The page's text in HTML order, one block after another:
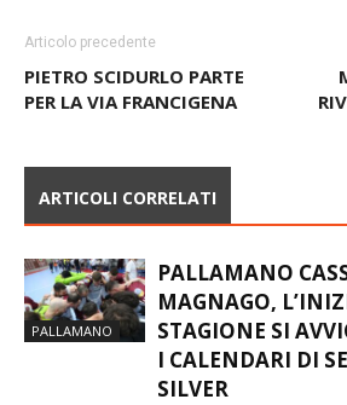
Articolo precedente
PIETRO SCIDURLO PARTE
PER LA VIA FRANCIGENA
ARTICOLI CORRELATI
PALLAMANO
PALLAMANO
MAGNAGO,
STAGIONE SI
I CALENDARI DI
SILVER